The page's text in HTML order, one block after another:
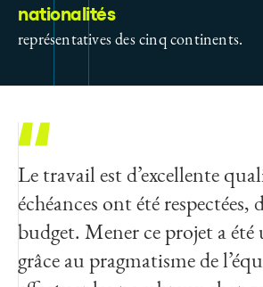
nationalités
représentatives des cinq continents.
Le travail est d’excellente
échéances ont été respectées,
budget. Mener ce projet a
grâce au pragmatisme de
Egis nous fait bénéficier de
éprouvées avec les
groupement (Yellow
avocats) pour combiner un
Excellent travail. À mon
impossible de faire mieux !
Agence Française du